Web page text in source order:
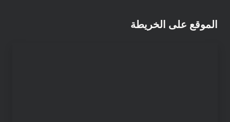
الموقع على الخريطة